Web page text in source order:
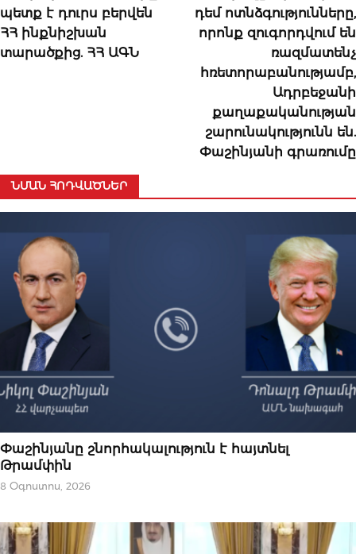
պետք է դուրս բերվեն
ՀՀ ինքնիշխան
տարածքից. ՀՀ ԱԳՆ
դեմ ոտնձգությունները,
որոնք զուգորդվում են
ռազմատենչ
հռետորաբանությամբ,
Ադրբեջանի
քաղաքականության
շարունակությունն են.
Փաշինյանի գրառումը
ՆՄԱՆ ՀՈԴՎԱԾՆԵՐ
ՔԱՂԱՔԱԿԱՆՈՒԹՅՈՒՆ
Փաշինյանը շնորհակալություն է հայտնել
Թրամփին
8 Օգոստոս, 2026